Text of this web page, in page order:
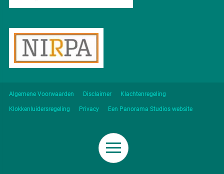
Algemene Voorwaarden Disclaimer Klachtenregeling
Klokkenluidersregeling Privacy Een Panorama Studios website